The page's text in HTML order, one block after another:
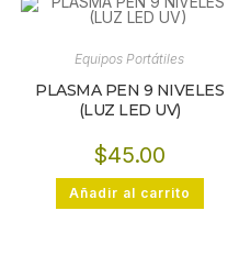
Equipos Portátiles
PLASMA PEN 9 NIVELES
(LUZ LED UV)
$45.00
Añadir al carrito